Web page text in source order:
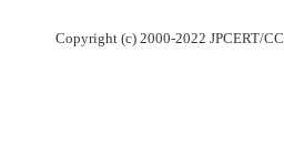
Copyright (c) 2000-2022 JPCERT/